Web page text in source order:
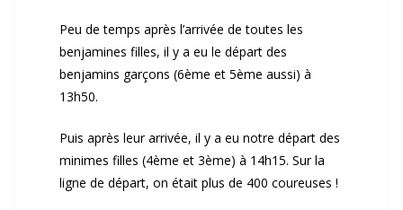
Peu de temps après l’arrivée de toutes les
benjamines filles, il y a eu le départ des
benjamins garçons (6ème et 5ème aussi) à
13h50.
Puis après leur arrivée, il y a eu notre départ des
minimes filles (4ème et 3ème) à 14h15. Sur la
ligne de départ, on était plus de 400 coureuses !